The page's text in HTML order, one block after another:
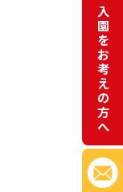
入
園
を
お
考
え
の
方
へ